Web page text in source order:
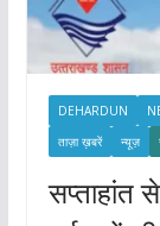
DEHARDUN
ताज़ा ख़बरें
न्यूज़
सप्ताहांत